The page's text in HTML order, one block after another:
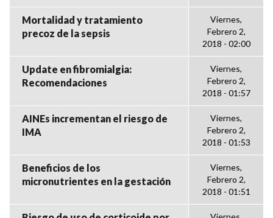
Mortalidad y tratamiento
precoz de la sepsis
Viernes,
Febrero 2,
2018 - 02:00
Update en fibromialgia:
Recomendaciones
Viernes,
Febrero 2,
2018 - 01:57
AINEs incrementan el riesgo de
IMA
Viernes,
Febrero 2,
2018 - 01:53
Beneficios de los
micronutrientes en la gestación
Viernes,
Febrero 2,
2018 - 01:51